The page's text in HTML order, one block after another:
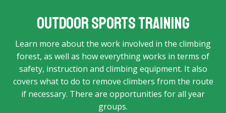
Outdoor sports training
Learn more about the work involved in the climbing
forest, as well as how everything works in terms of
safety, instruction and climbing equipment. It also
covers what to do to remove climbers from the route
if necessary. There are opportunities for all year
groups.